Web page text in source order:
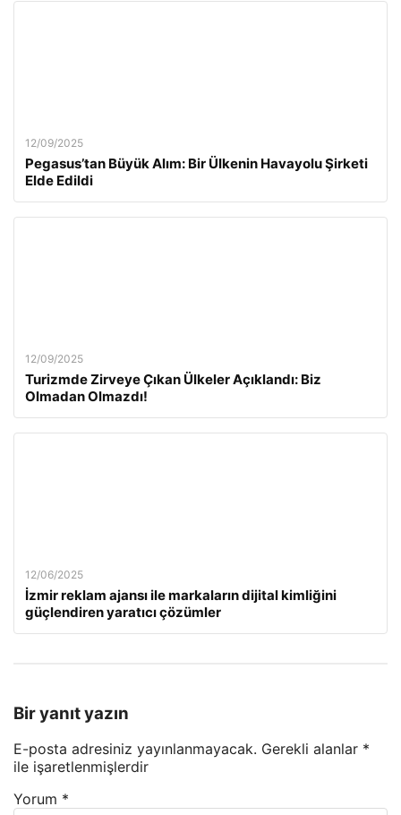
12/09/2025
Pegasus’tan Büyük Alım: Bir Ülkenin Havayolu Şirketi
Elde Edildi
12/09/2025
Turizmde Zirveye Çıkan Ülkeler Açıklandı: Biz
Olmadan Olmazdı!
12/06/2025
İzmir reklam ajansı ile markaların dijital kimliğini
güçlendiren yaratıcı çözümler
Bir yanıt yazın
E-posta adresiniz yayınlanmayacak. Gerekli alanlar *
ile işaretlenmişlerdir
Yorum *